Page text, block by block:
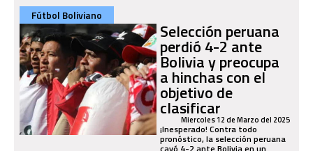
Fútbol Boliviano
Selección peruana
perdió 4-2 ante
Bolivia y preocupa
a hinchas con el
objetivo de
clasificar
Miercoles 12 de Marzo del 2025
¡Inesperado! Contra todo
pronóstico, la selección peruana